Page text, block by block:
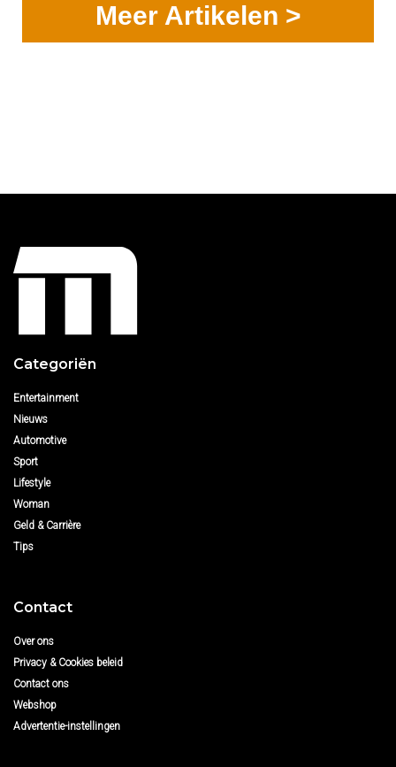
Meer Artikelen >
Categoriën
Entertainment
Nieuws
Automotive
Sport
Lifestyle
Woman
Geld & Carrière
Tips
Contact
Over ons
Privacy & Cookies beleid
Contact ons
Webshop
Advertentie-instellingen